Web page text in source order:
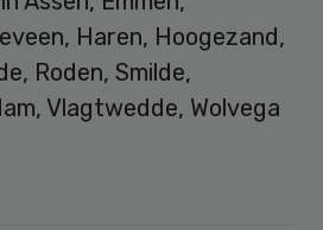
Haren, Hoogezand,
Roden, Smilde,
Vlagtwedde, Wolvega